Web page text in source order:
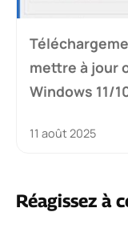
mettre à jour
Windows 11/
11 août 2025
Réagissez à